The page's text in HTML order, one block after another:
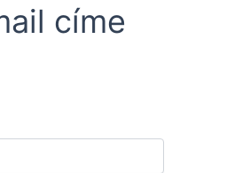
címe